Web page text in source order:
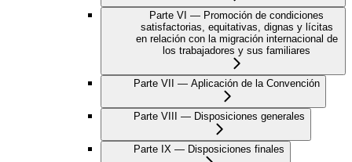
Parte VI — Promoción de condiciones
satisfactorias, equitativas, dignas y lícitas
en relación con la migración internacional de
los trabajadores y sus familiares
Parte VII — Aplicación de la Convención
Parte VIII — Disposiciones generales
Parte IX — Disposiciones finales